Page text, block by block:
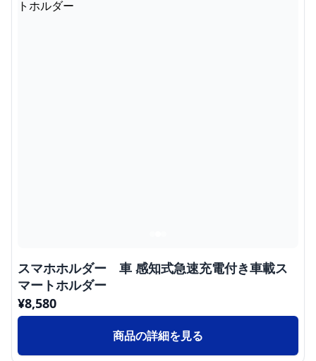
スマホホルダー 車 感知式急速充電付き車載ス
マートホルダー
¥8,580
商品の詳細を見る